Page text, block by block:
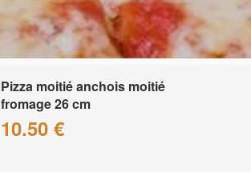
Pizza moitié anchois moitié
fromage 26 cm
10.50 €